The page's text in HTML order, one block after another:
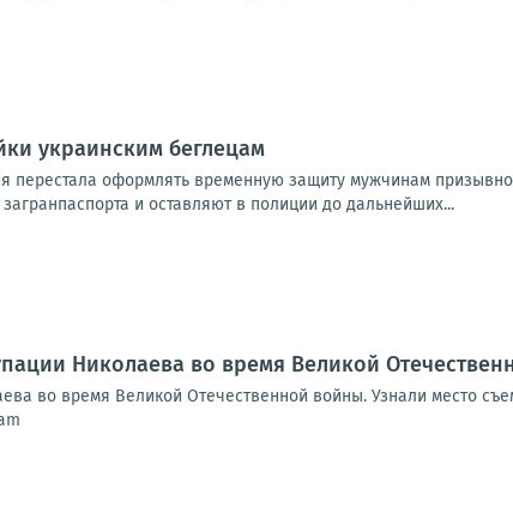
украинским беглецам
перестала оформлять временную защиту мужчинам
и оставляют в полиции до дальнейших...
Николаева во время Великой
во время Великой Отечественной войны. Узнали место